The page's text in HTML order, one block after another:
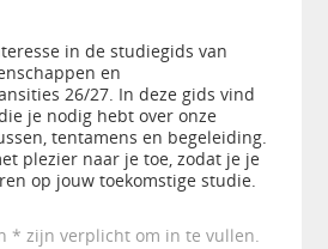
in de studiegids van
en
26/27. In deze gids vind
je nodig hebt over onze
tentamens en begeleiding.
plezier naar je toe, zodat je je
op jouw toekomstige studie.
* zijn verplicht om in te vullen.